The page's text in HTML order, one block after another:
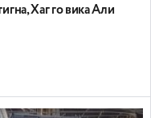
Хаг го вика Али